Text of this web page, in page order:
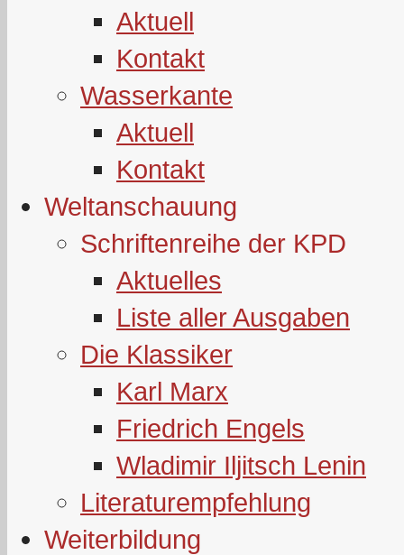
Aktuell
Kontakt
Wasserkante
Aktuell
Kontakt
Weltanschauung
Schriftenreihe der KPD
Aktuelles
Liste aller Ausgaben
Die Klassiker
Karl Marx
Friedrich Engels
Wladimir Iljitsch Lenin
Literaturempfehlung
Weiterbildung